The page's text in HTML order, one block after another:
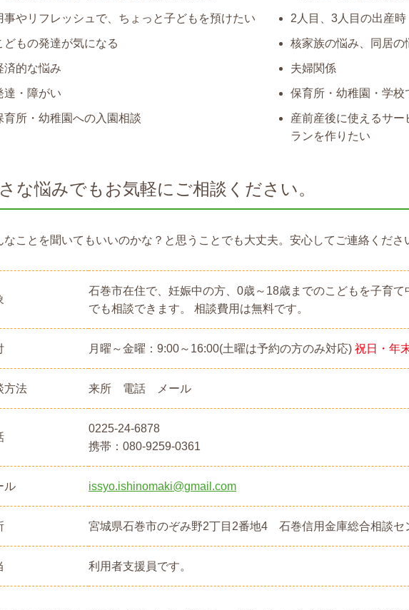
事やリフレッシュで、ちょっと子どもを預けたい 2人目、3人目の出産
どもの発達が気になる 核家族の悩み、同居の
済的な悩み 夫婦関係
達・障がい 保育所・幼稚園・学校
育所・幼稚園への入園相談
産前産後に使えるサ
ランを作りたい
な悩みでもお気軽にご相談ください。
なことを聞いてもいいのかな？と思うことでも大丈夫。安心してご連絡くださ
石巻市在住で、妊娠中の方、0歳～18歳までのこどもを子育て
でも相談できます。 相談費用は無料です。
月曜～金曜：9:00～16:00(土曜は予約の方のみ対応) 祝日・年
方法 来所 電話 メール
0225-24-6878
携帯： 080-9259-0361
ル issyo.ishinomaki@gmail.com
宮城県石巻市のぞみ野2丁目2番地4 石巻信用金庫総合相談セ
利用者支援員です。